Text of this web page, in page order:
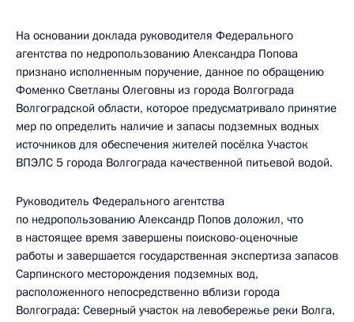
На основании доклада руководителя Федерального
агентства по недропользованию Александра Попова
признано исполненным поручение, данное по обращению
Фоменко Светланы Олеговны из города Волгограда
Волгоградской области, которое предусматривало принятие
мер по определить наличие и запасы подземных водных
источников для обеспечения жителей посёлка Участок
ВПЭЛС 5 города Волгограда качественной питьевой водой.
Руководитель Федерального агентства
по недропользованию Александр Попов доложил, что
в настоящее время завершены поисково-оценочные
работы и завершается государственная экспертиза запасов
Сарпинского месторождения подземных вод,
расположенного непосредственно вблизи города
Волгограда: Северный участок на левобережье реки Волга,